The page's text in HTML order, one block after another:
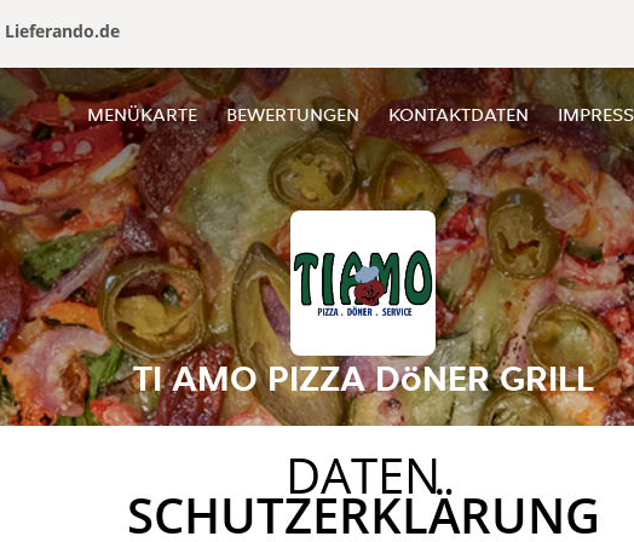
Lieferando.de
MENÜKARTE BEWERTUNGEN KONTAKTDATEN
TI AMO PIZZA DöNER GRILL
DATEN
SCHUTZERKLÄRUNG